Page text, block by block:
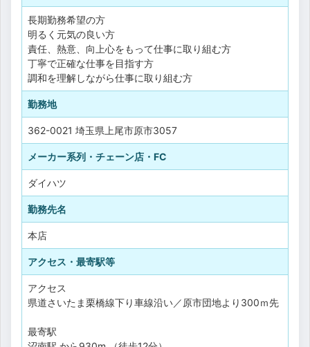
長期勤務希望の方
明るく元気の良い方
責任、熱意、向上心をもって仕事に取り組む方
丁寧で正確な仕事を目指す方
調和を理解しながら仕事に取り組む方
勤務地
362-0021 埼玉県上尾市原市3057
メーカー系列・チェーン店・FC
ダイハツ
勤務先名
本店
アクセス・最寄駅等
アクセス
県道さいたま栗橋線下り車線沿い／原市団地より300ｍ先
最寄駅